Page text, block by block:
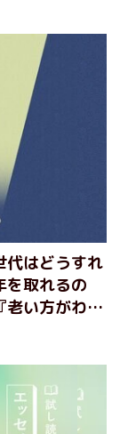
はどうすれ
を取れるの
老い方がわか